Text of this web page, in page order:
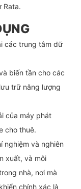
Rata.
các trung tâm dữ
biến tần cho các
trữ năng lượng
của máy phát
cho thuê.
nghiệm và nghiên
xuất, và môi
nhà, nơi mà
chính xác là